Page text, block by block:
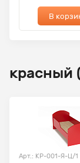
В
красный
Арт.: КР-001-Я-Ц/1